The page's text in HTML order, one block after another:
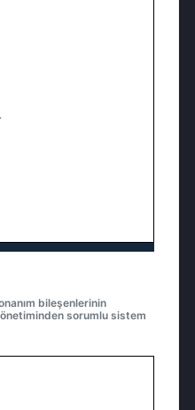
bileşenlerinin
sorumlu sistem